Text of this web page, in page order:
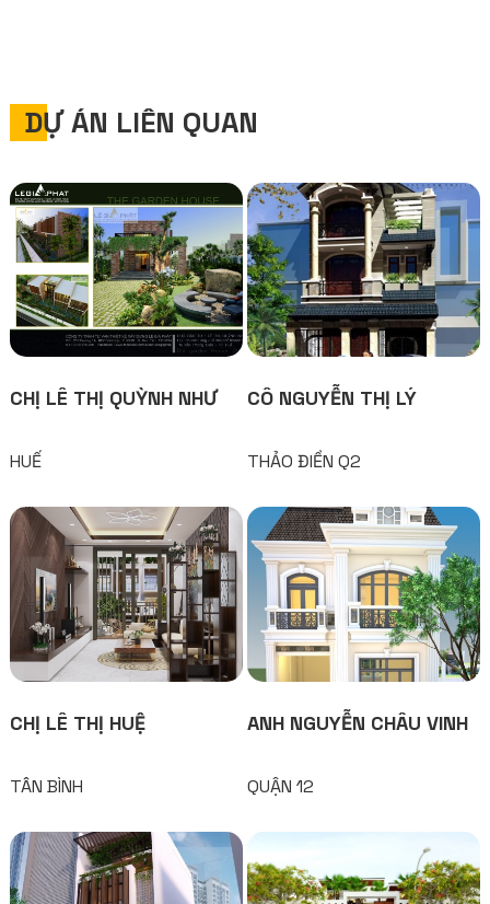
DỰ ÁN LIÊN QUAN
CHỊ LÊ THỊ QUỲNH NHƯ
HUẾ
CÔ NGUYỄN THỊ LÝ
THẢO ĐIỀN Q2
CHỊ LÊ THỊ HUỆ
TÂN BÌNH
ANH NGUYỄN CHÂU VINH
QUẬN 12